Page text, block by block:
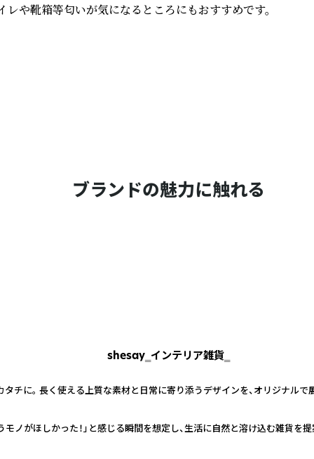
や靴箱等匂いが気になるところにもおすすめです。
ブランドの魅力に触れる
shesay‗インテリア雑貨‗
チに。 長く使える上質な素材と日常に寄り添うデザインを、オリジナルで
モノがほしかった！」と感じる瞬間を想定し、生活に自然と溶け込む雑貨を